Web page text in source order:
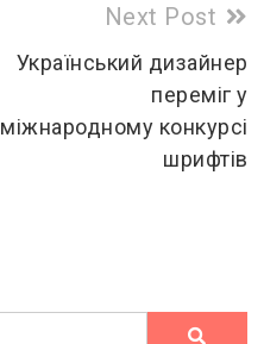
Next Post
Український дизайнер
переміг у
міжнародному конкурсі
шрифтів